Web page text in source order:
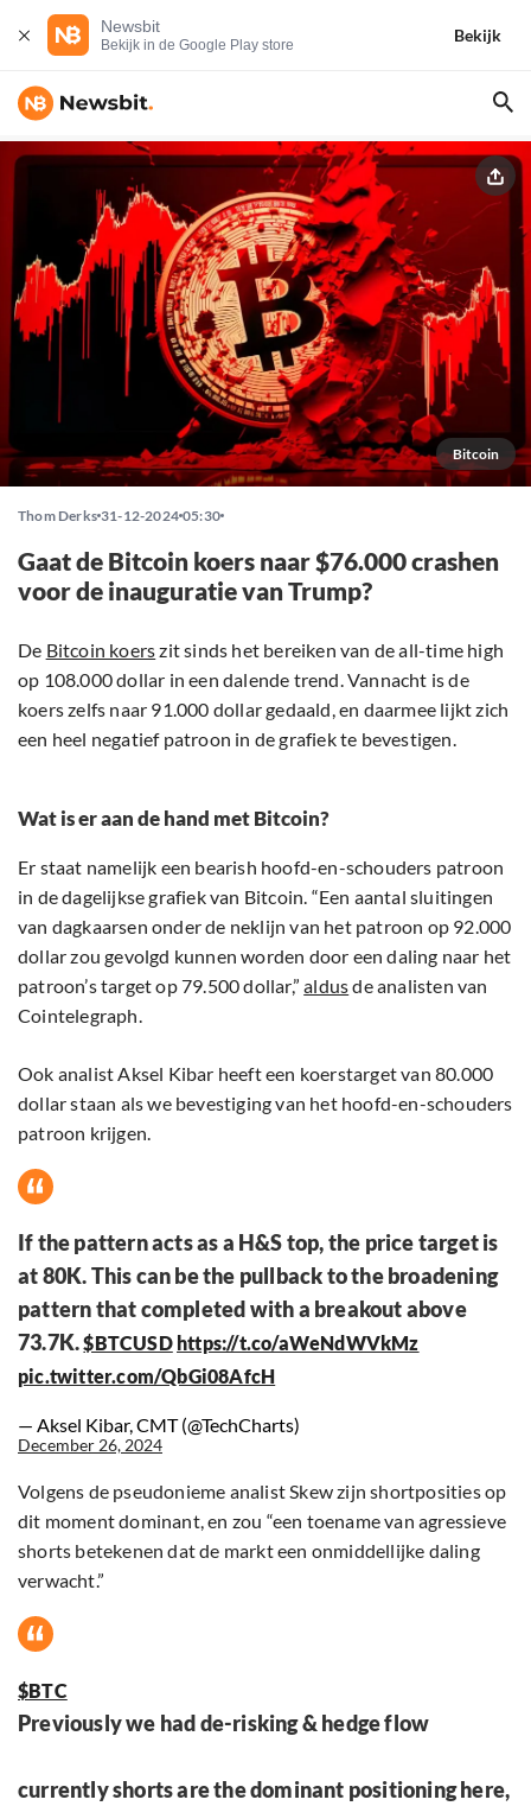
Newsbit
Bekijk in de Google Play store
Bekijk
Bitcoin
Thom Derks 31-12-2024 05:30
Gaat de Bitcoin koers naar $76.000 crashen
voor de inauguratie van Trump?
De Bitcoin koerszit sinds het bereiken van de all-time high
op 108.000 dollar in een dalende trend. Vannacht is de
koers zelfs naar 91.000 dollar gedaald, en daarmee lijkt zich
een heel negatief patroon in de grafiek te bevestigen.
Wat is er aan de hand met Bitcoin?
Er staat namelijk een bearish hoofd-en-schouders patroon
in de dagelijkse grafiek van Bitcoin. “Een aantal sluitingen
van dagkaarsen onder de neklijn van het patroon op 92.000
dollar zou gevolgd kunnen worden door een daling naar het
patroon’s target op 79.500 dollar,”aldusde analisten van
Cointelegraph.
Ook analist Aksel Kibar heeft een koerstarget van 80.000
dollar staan als we bevestiging van het hoofd-en-schouders
patroon krijgen.
If the pattern acts as a H&S top, the price target is
at 80K. This can be the pullback to the broadening
pattern that completed with a breakout above
73.7K.$BTCUSD https://t.co/aWeNdWVkMz
pic.twitter.com/QbGi08AfcH
— Aksel Kibar, CMT (@TechCharts)
December 26, 2024
Volgens de pseudonieme analist Skew zijn shortposities op
dit moment dominant, en zou “een toename van agressieve
shorts betekenen dat de markt een onmiddellijke daling
verwacht.”
$BTC
Previously we had de-risking & hedge flow
currently shorts are the dominant positioning here,